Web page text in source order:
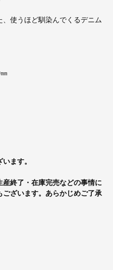
使うほど馴染んでくるデニム
ます。
終了・在庫完売などの事情に
ざいます。あらかじめご了承